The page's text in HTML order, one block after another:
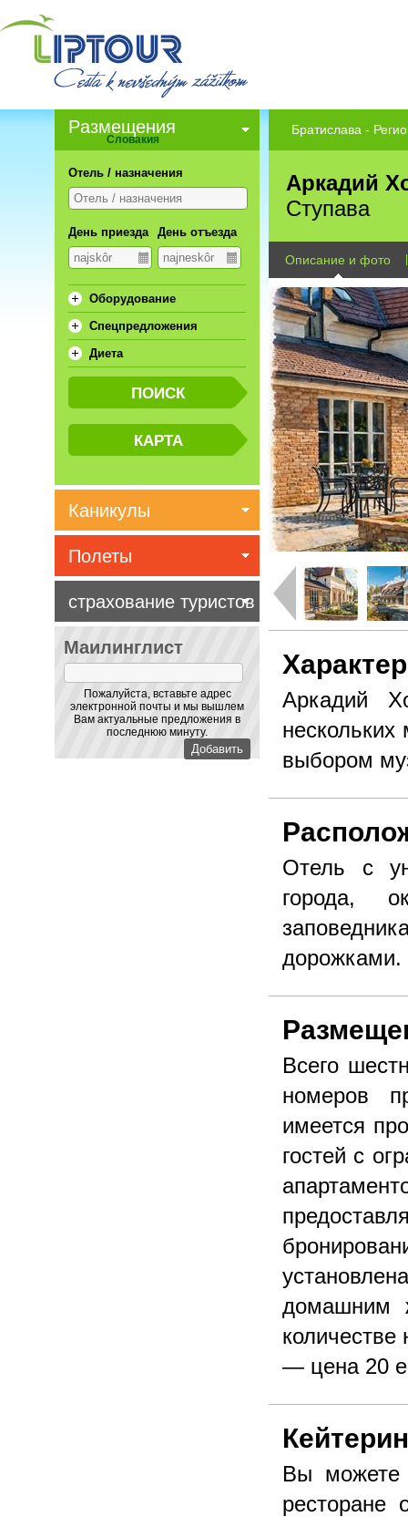
Братислава -
Аркадий
Ступава
Описание и фото
Аркадий
выбором
Отель с
города,
дорожками.
Всего
номеров
имеется
гостей с
домашним
— цена 20
Вы можете
ресторане
Pазмещения
Словакия
Отель / назначения
День приезда День отъезда
Oборудование
Спецпредложения
Диета
Каникулы
Маилинглист
Пожалуйста, вставьте адрес
электронной почты и мы вышлем
Вам актуальные предложения в
последнюю минуту.
Полеты
страхование туристов